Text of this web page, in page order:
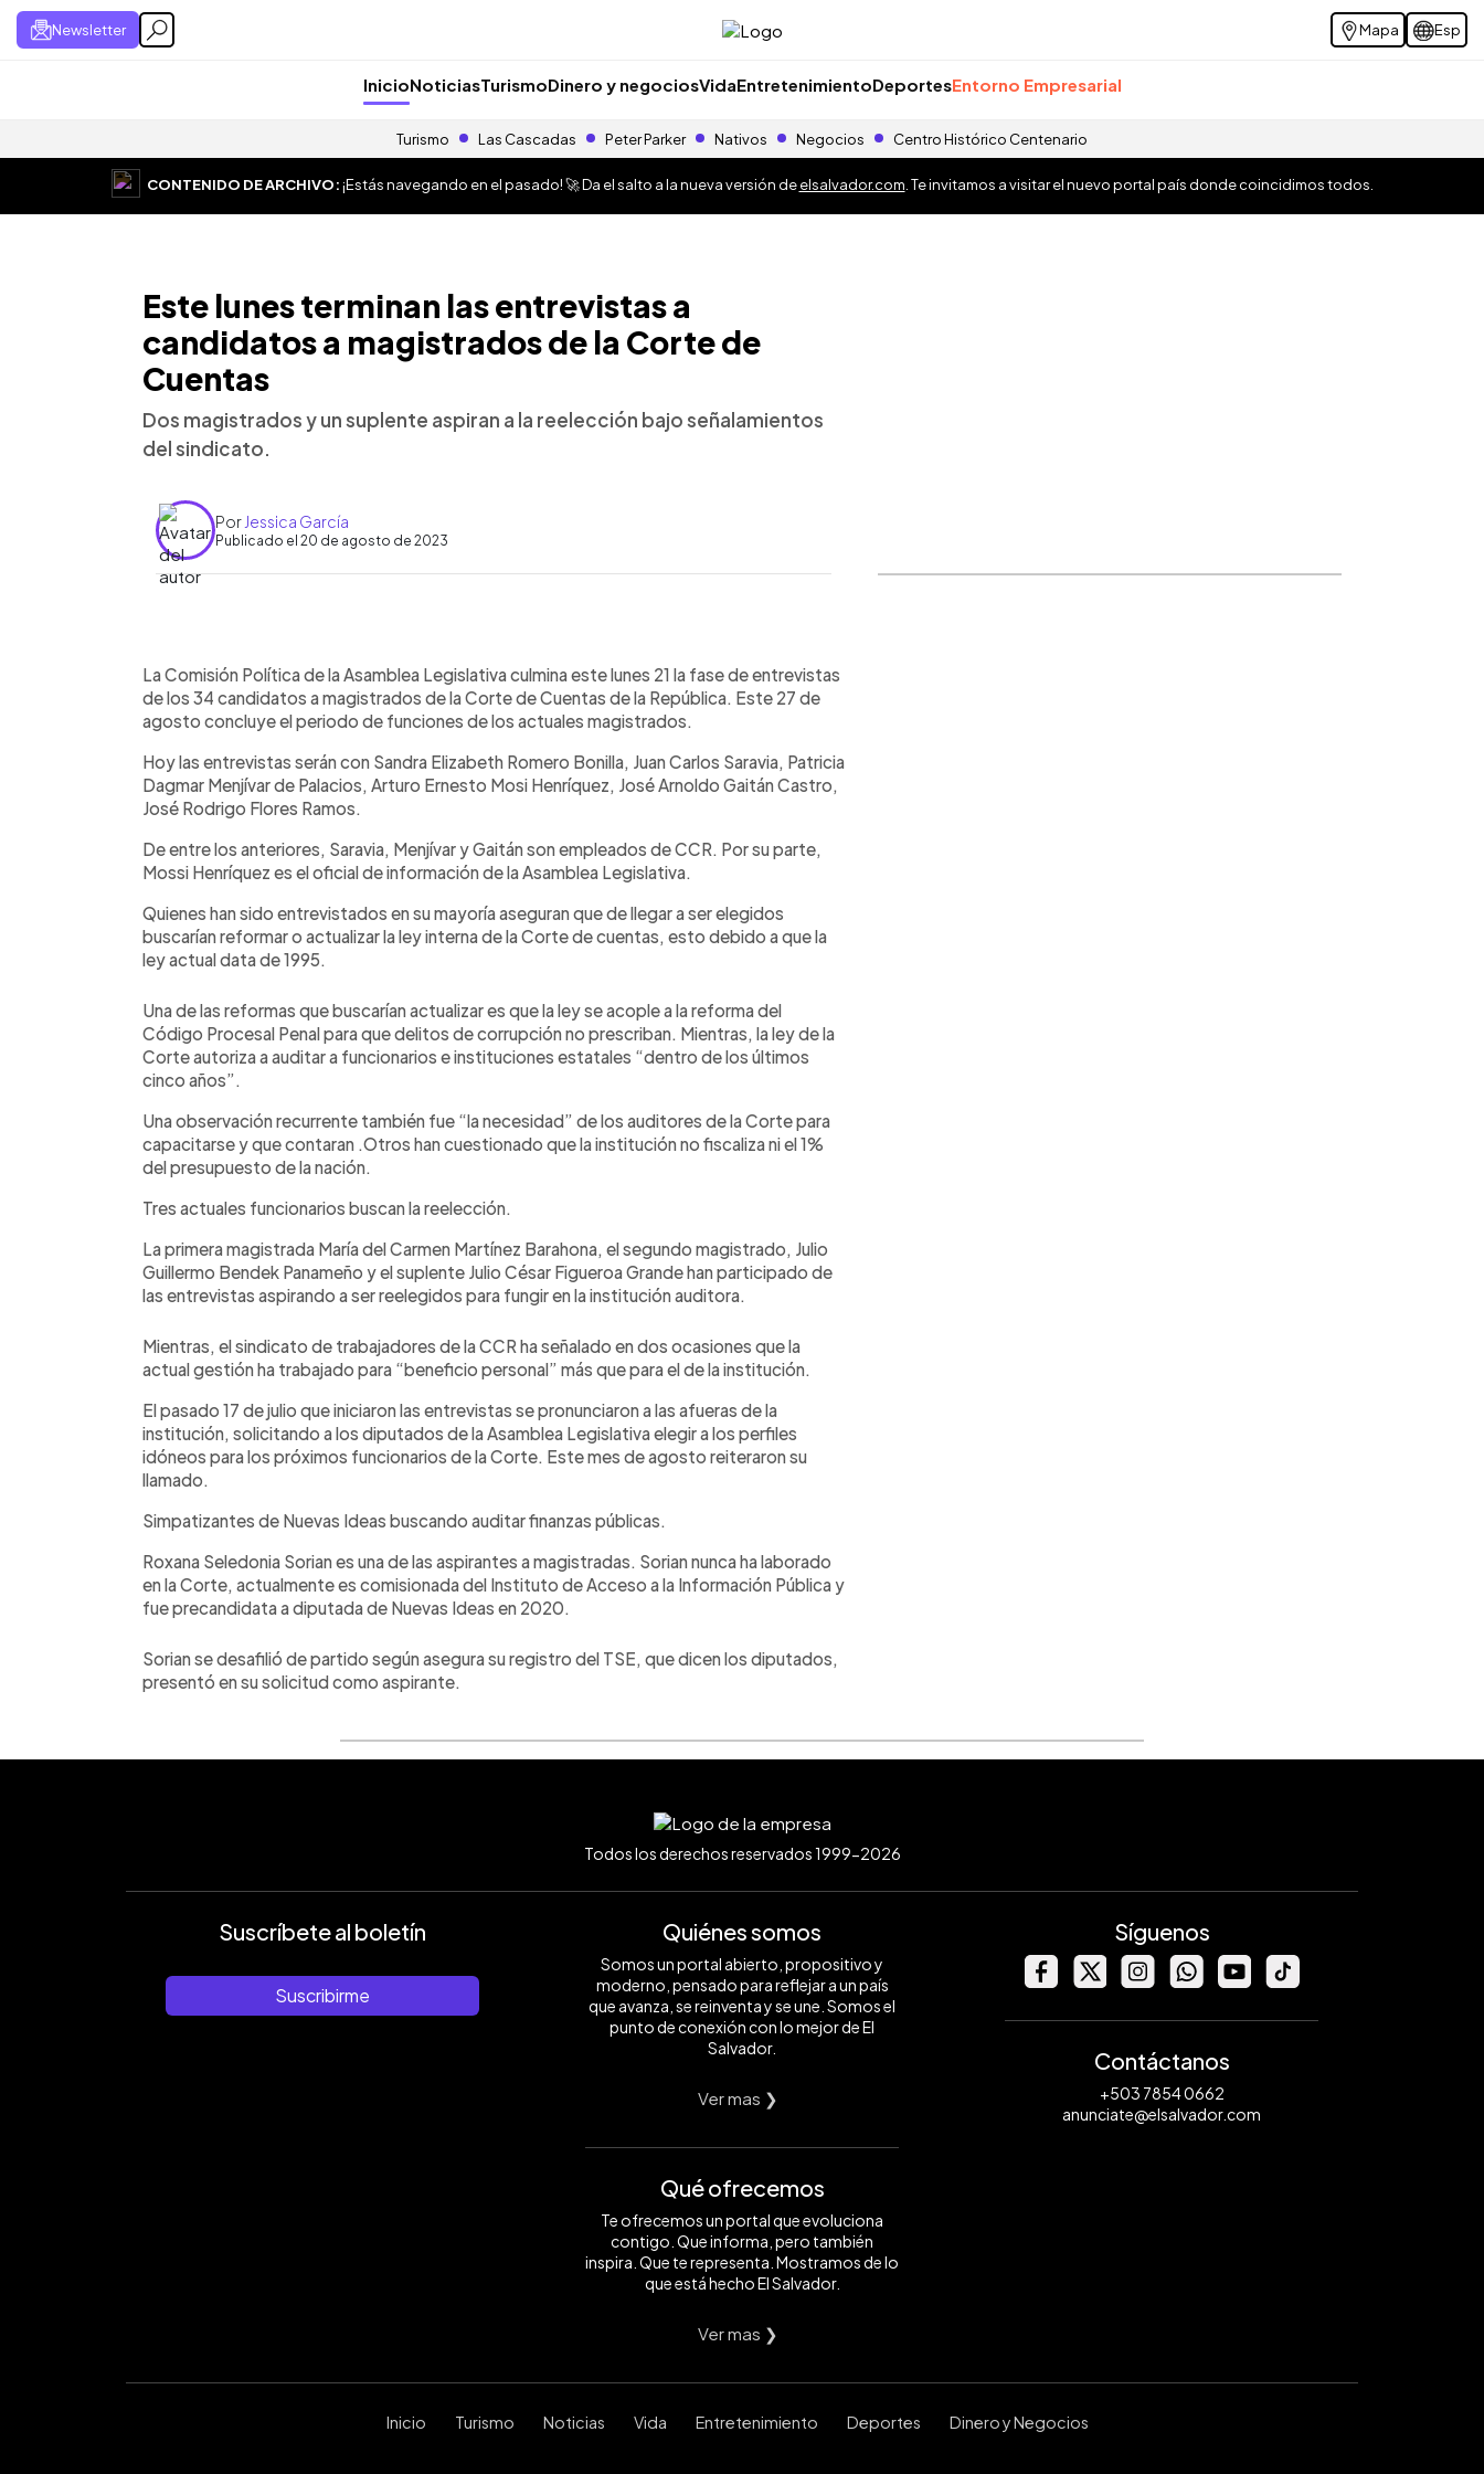
Newsletter Mapa Esp
InicioNoticiasTurismoDinero y negociosVidaEntretenimientoDeportesEntorno Empresarial
Turismo Las Cascadas Peter Parker Nativos Negocios Centro Histórico Centenario
CONTENIDO DE ARCHIVO:¡Estás navegando en el pasado! 🚀 Da el salto a la nueva versión deelsalvador.com . Te invitamos a visitar el nuevo portal país donde coincidimos todos.
Este lunes terminan las entrevistas a
candidatos a magistrados de la Corte de
Cuentas
Dos magistrados y un suplente aspiran a la reelección bajo señalamientos
del sindicato.
Por Jessica García
Publicado el 20 de agosto de 2023
► Escuchar artículo
La Comisión Política de la Asamblea Legislativa culmina este lunes 21 la fase de entrevistas
de los 34 candidatos a magistrados de la Corte de Cuentas de la República. Este 27 de
agosto concluye el periodo de funciones de los actuales magistrados.
Hoy las entrevistas serán con Sandra Elizabeth Romero Bonilla, Juan Carlos Saravia, Patricia
Dagmar Menjívar de Palacios, Arturo Ernesto Mosi Henríquez, José Arnoldo Gaitán Castro,
José Rodrigo Flores Ramos.
De entre los anteriores, Saravia, Menjívar y Gaitán son empleados de CCR. Por su parte,
Mossi Henríquez es el oficial de información de la Asamblea Legislativa.
Quienes han sido entrevistados en su mayoría aseguran que de llegar a ser elegidos
buscarían reformar o actualizar la ley interna de la Corte de cuentas, esto debido a que la
ley actual data de 1995.
Una de las reformas que buscarían actualizar es que la ley se acople a la reforma del
Código Procesal Penal para que delitos de corrupción no prescriban. Mientras, la ley de la
Corte autoriza a auditar a funcionarios e instituciones estatales “dentro de los últimos
cinco años”.
Una observación recurrente también fue “la necesidad” de los auditores de la Corte para
capacitarse y que contaran .Otros han cuestionado que la institución no fiscaliza ni el 1%
del presupuesto de la nación.
Tres actuales funcionarios buscan la reelección.
La primera magistrada María del Carmen Martínez Barahona, el segundo magistrado, Julio
Guillermo Bendek Panameño y el suplente Julio César Figueroa Grande han participado de
las entrevistas aspirando a ser reelegidos para fungir en la institución auditora.
Mientras, el sindicato de trabajadores de la CCR ha señalado en dos ocasiones que la
actual gestión ha trabajado para “beneficio personal” más que para el de la institución.
El pasado 17 de julio que iniciaron las entrevistas se pronunciaron a las afueras de la
institución, solicitando a los diputados de la Asamblea Legislativa elegir a los perfiles
idóneos para los próximos funcionarios de la Corte. Este mes de agosto reiteraron su
llamado.
Simpatizantes de Nuevas Ideas buscando auditar finanzas públicas.
Roxana Seledonia Sorian es una de las aspirantes a magistradas. Sorian nunca ha laborado
en la Corte, actualmente es comisionada del Instituto de Acceso a la Información Pública y
fue precandidata a diputada de Nuevas Ideas en 2020.
Sorian se desafilió de partido según asegura su registro del TSE, que dicen los diputados,
presentó en su solicitud como aspirante.
Todos los derechos reservados 1999-2026
Suscríbete al boletín
Suscribirme
Quiénes somos
Somos un portal abierto, propositivo y
moderno, pensado para reflejar a un país
que avanza, se reinventa y se une. Somos el
punto de conexión con lo mejor de El
Salvador.
Ver mas ❯
Qué ofrecemos
Te ofrecemos un portal que evoluciona
contigo. Que informa, pero también
inspira. Que te representa. Mostramos de lo
que está hecho El Salvador.
Ver mas ❯
Síguenos
Contáctanos
+503 7854 0662
anunciate@elsalvador.com
Inicio Turismo Noticias Vida Entretenimiento Deportes Dinero y Negocios